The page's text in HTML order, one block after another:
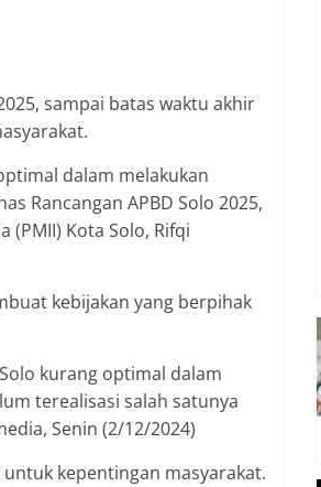
sampai batas waktu akhir
dalam melakukan
Rancangan APBD Solo 2025,
(PMII) Kota Solo, Rifqi
kebijakan yang berpihak
kurang optimal dalam
terealisasi salah satunya
Senin (2/12/2024)
kepentingan masyarakat.